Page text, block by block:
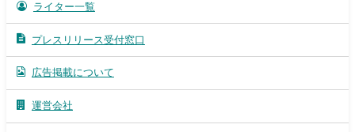
ライター一覧
プレスリリース受付窓口
広告掲載について
運営会社